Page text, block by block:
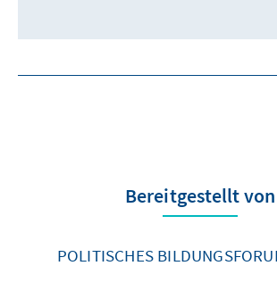
Bereitgestellt von
POLITISCHES